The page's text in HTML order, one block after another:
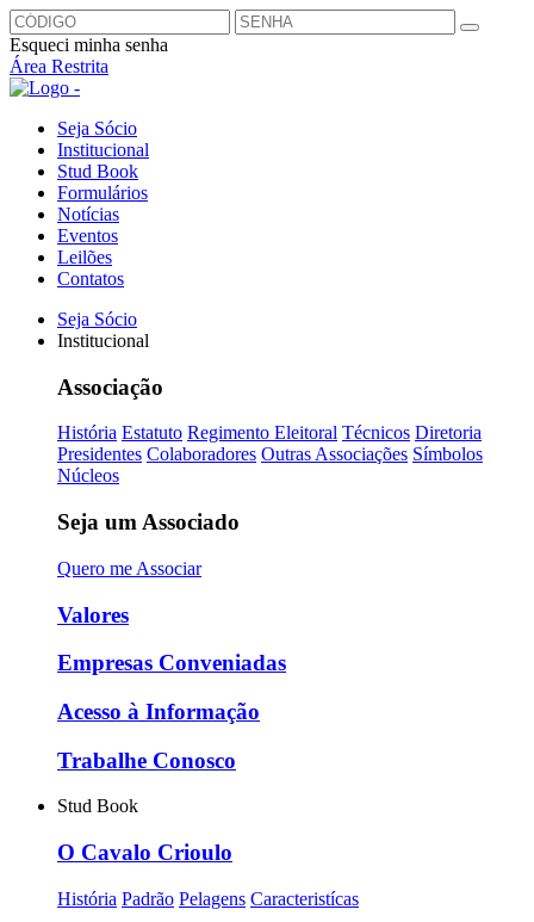
Esqueci minha senha
Área Restrita
Seja Sócio
Institucional
Stud Book
Formulários
Notícias
Eventos
Leilões
Contatos
Seja Sócio
Institucional
Associação
História Estatuto Regimento Eleitoral Técnicos Diretoria
Presidentes Colaboradores Outras Associações Símbolos
Núcleos
Seja um Associado
Quero me Associar
Valores
Empresas Conveniadas
Acesso à Informação
Trabalhe Conosco
Stud Book
O Cavalo Crioulo
História Padrão Pelagens Caracteristícas